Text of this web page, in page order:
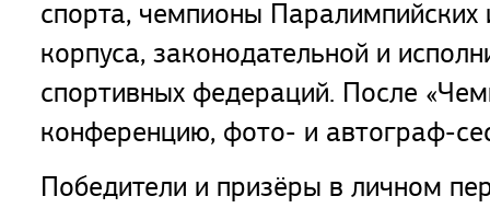
спорта, чемпионы Паралимпийских
корпуса, законодательной и
спортивных федераций. После
конференцию, фото- и автограф-
Победители и призёры в личном